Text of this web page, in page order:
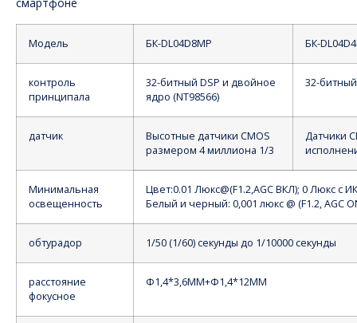
Модель БК-DL04D8MP БК-
контроль
принципала
32-битный DSP и двойное
ядро (NT98566)
32-
датчик
Высотные датчики CMOS
размером 4 миллиона 1/3
Датчики
Минимальная
освещенность
Цвет:0.01 Люкс@(F1.2,AGC ВКЛ); 0 Люкс с
Белый и черный: 0,001 люкс @ (F1.2, AGC
обтурадор 1/50 (1/60) секунды до 1/10000 секунды
расстояние
фокусное
Ф1,4*3,6ММ+Ф1,4*12ММ